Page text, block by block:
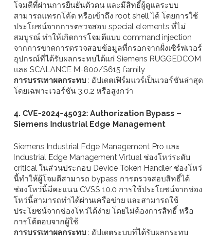
โจมตีที่ผ่านการยืนยันตัวตน และมีสิทธิ์ผู้ดูแลระบบ
สามารถแทรกโค้ด หรือเข้าถึง root shell ได้ โดยการใช้
ประโยชน์จากการตรวจสอบ special elements ที่ไม่
สมบูรณ์ ทำให้เกิดการโจมตีแบบ command injection
จากการขาดการตรวจสอบข้อมูลที่กรอกจากฝั่งเซิร์ฟเวอร์
อุปกรณ์ที่ได้รับผลกระทบได้แก่ Siemens RUGGEDCOM
และ SCALANCE M-800/S615 family
การบรรเทาผลกระทบ : อัปเดตเฟิร์มแวร์เป็นเวอร์ชันล่าสุด
โดยเฉพาะเวอร์ชัน 3.0.2 หรือสูงกว่า
4. CVE-2024-45032: Authorization Bypass –
Siemens Industrial Edge Management
Siemens Industrial Edge Management Pro และ
Industrial Edge Management Virtual ช่องโหว่ระดับ
critical ในส่วนประกอบ Device Token Handler ช่องโหว่
นี้ทำให้ผู้โจมตีสามารถ bypass การตรวจสอบสิทธิ์ได้
ช่องโหว่นี้มีคะแนน CVSS 10.0 การใช้ประโยชน์จากช่อง
โหว่นี้สามารถทำได้ผ่านเครือข่าย และสามารถใช้
ประโยชน์จากช่องโหว่ได้ง่าย โดยไม่ต้องการสิทธิ์ หรือ
การโต้ตอบจากผู้ใช้
การบรรเทาผลกระทบ : อัปเดตระบบที่ได้รับผลกระทบ